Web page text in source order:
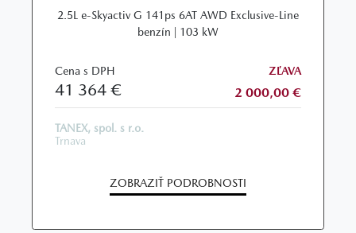
2.5L e‑Skyactiv G 141ps 6AT AWD Exclusive‑Line
benzín | 103 kW
Cena s DPH
41 364 €
ZĽAVA
2 000,00 €
TANEX, spol. s r.o.
Trnava
ZOBRAZIŤ PODROBNOSTI